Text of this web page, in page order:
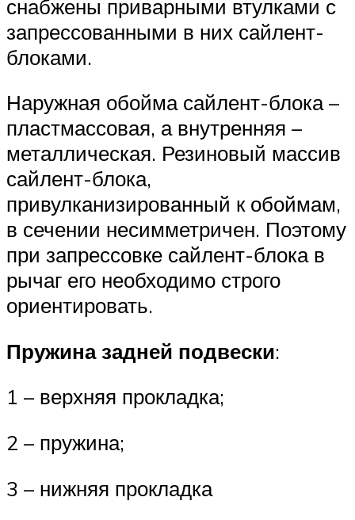
снабжены приварными втулками с
запрессованными в них сайлент-
блоками.
Наружная обойма сайлент-блока –
пластмассовая, а внутренняя –
металлическая. Резиновый массив
сайлент-блока,
привулканизированный к обоймам,
в сечении несимметричен. Поэтому
при запрессовке сайлент-блока в
рычаг его необходимо строго
ориентировать.
Пружина задней подвески:
1 – верхняя прокладка;
2 – пружина;
3 – нижняя прокладка